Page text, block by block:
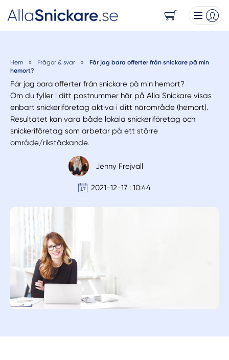
Hem » Frågor & svar »
Får jag bara offerter från snickare på min
hemort?
Får jag bara offerter från snickare på min hemort?
Om du fyller i ditt postnummer här på Alla Snickare visas
enbart snickeriföretag aktiva i ditt närområde (hemort).
Resultatet kan vara både lokala snickeriföretag och
snickeriföretag som arbetar på ett större
område/rikstäckande.
Jenny Frejvall
2021-12-17 : 10:44